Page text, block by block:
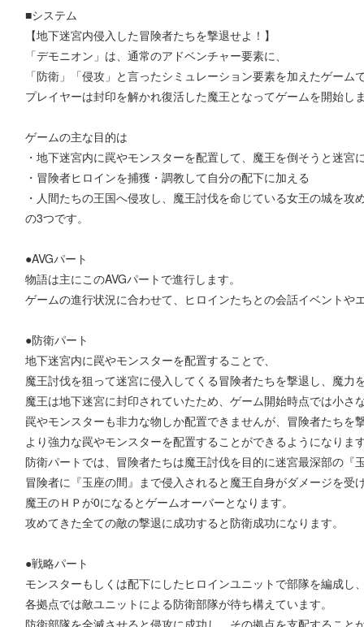
■システム
【地下迷宮内侵入した冒険者たちを撃退せよ！】
「デモニオン」は、通常のアドベンチャー要素に、
「防衛」「侵攻」と言ったシミュレーション要素を加えたゲーム
プレイヤーは封印を解かれ復活した魔王となってゲームを開始し
ゲームの主な目的は
・地下迷宮内に罠やモンスターを配置して、魔王を倒そうと迷
・冒険者ヒロインを捕獲・調教して自分の配下に加える
・人間たちの王国へ侵攻し、魔王討伐を命じている女王の城を攻
の3つです。
●AVGパート
物語は主にこのAVGパートで進行します。
ゲームの進行状況に合わせて、ヒロインたちとの会話イベントや
●防衛パート
地下迷宮内に罠やモンスターを配置することで、
魔王討伐を狙って迷宮に侵入してくる冒険者たちを撃退し、魔力
魔王は地下迷宮に封印されていたため、ゲーム開始時点では小さ
罠やモンスターも非力な物しか配置できませんが、冒険者たちを
より強力な罠やモンスターを配置することができるようになりま
防衛パートでは、冒険者たちは魔王討伐を目的に迷宮最深部の『
冒険者に『玉座の間』まで侵入されると魔王自身がダメージを受
魔王のＨＰが0になるとゲームオーバーとなります。
攻めてきた全ての敵の撃退に成功すると防衛成功になります。
●戦略パート
モンスターもしくは配下にしたヒロインユニットで部隊を編成し
各拠点では敵ユニットによる防衛部隊が待ち構えています。
防衛部隊を全滅させると侵攻に成功し、その拠点を支配すること